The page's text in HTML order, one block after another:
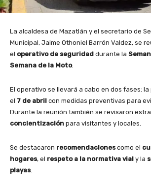
La alcaldesa de Mazatlán y el secretario de
Municipal, Jaime Othoniel Barrón Valdez, se
el operativo de seguridad durante la
Semana de la Moto.
El operativo se llevará a cabo en dos fases:
el 7 de abril con medidas preventivas para
Durante la reunión también se revisaron
concientización para visitantes y locales.
Se destacaron recomendacionescomo el
hogares, el respeto a la normativa vial y la
playas.